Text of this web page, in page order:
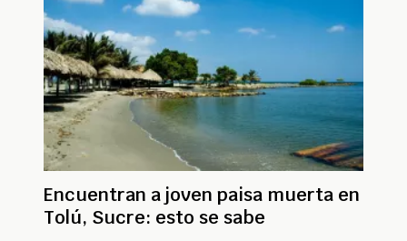
Encuentran a joven paisa muerta en
Tolú, Sucre: esto se sabe